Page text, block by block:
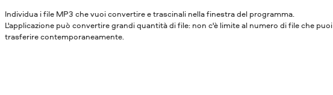
Individua i file MP3 che vuoi convertire e trascinali nella finestra del programma.
L'applicazione può convertire grandi quantità di file: non c'è limite al numero di file che puoi
trasferire contemporaneamente.